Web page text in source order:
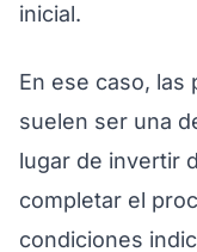
inicial.
En ese caso, las
suelen ser una
lugar de invertir
completar el
condiciones